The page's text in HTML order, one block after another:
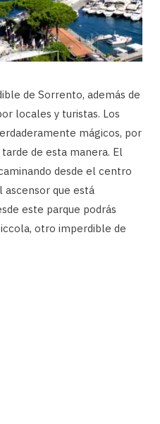
de Sorrento, además de
locales y turistas. Los
mágicos, por
de esta manera. El
desde el centro
ascensor que está
este parque podrás
otro imperdible de